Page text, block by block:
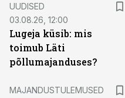
UUDISED
03.08.26, 12:00
Lugeja küsib: mis
toimub Läti
põllumajanduses?
MAJANDUSTULEMUSED